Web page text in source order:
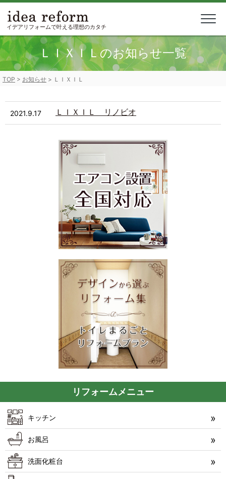
Skip
content
イデアリフォームで叶える理想のカタチ
ＬＩＸＩＬのお知らせ一覧
TOP > お知らせ > ＬＩＸＩＬ
2021.9.17 ＬＩＸＩＬ リノビオ
リフォームメニュー
キッチン
お風呂
洗面化粧台